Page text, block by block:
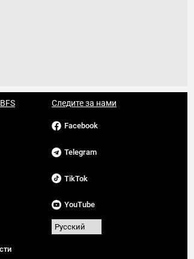
Следите за нами
Facebook
Telegram
TikTok
YouTube